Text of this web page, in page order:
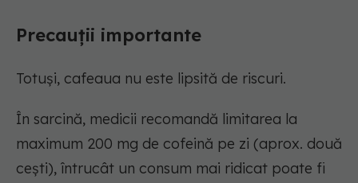
Precauții importante
Totuși, cafeaua nu este lipsită de riscuri.
În sarcină, medicii recomandă limitarea la
maximum 200 mg de cofeină pe zi (aprox. două
cești), întrucât un consum mai ridicat poate fi